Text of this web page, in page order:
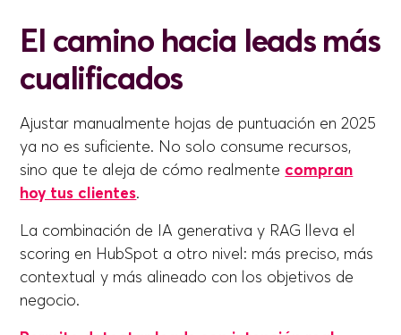
El camino hacia leads más
cualificados
Ajustar manualmente hojas de puntuación en 2025
ya no es suficiente. No solo consume recursos,
sino que te aleja de cómo realmente compran
hoy tus clientes.
La combinación de IA generativa y RAG lleva el
scoring en HubSpot a otro nivel: más preciso, más
contextual y más alineado con los objetivos de
negocio.